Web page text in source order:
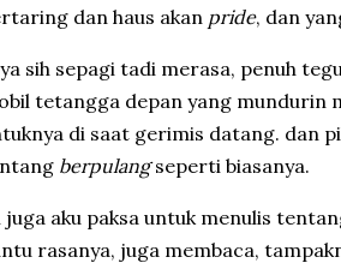
dan haus akan pride, dan
sih sepagi tadi merasa, penuh
tetangga depan yang mundurin
di saat gerimis datang. dan
berpulangseperti biasanya.
juga aku paksa untuk menulis
rasanya, juga membaca,